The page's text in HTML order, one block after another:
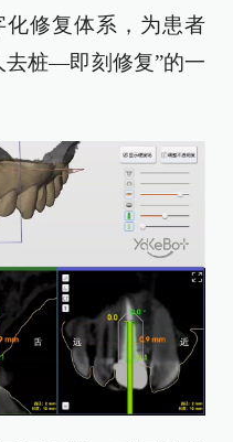
修复体系，为患者
桩—即刻修复”的一